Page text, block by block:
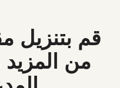
قم بتنزيل
من المزيد